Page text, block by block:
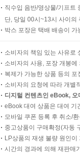
직수입 음반/영상물/기프트
단, 당일 00시~13시 사이의
박스 포장은 택배 배송이
소비자의 책임 있는 사유로
소비자의 사용, 포장 개봉
복제가 가능한 상품 등의
소비자의 요청에 따라 개별
디지털 컨텐츠인 eBook,
eBook 대여 상품은 대여 기
모바일 쿠폰 등록 후 취소/
중고상품이 구매확정(자동
LP상품의 재생 불량 원인
시간의 경과에 의해 재판매